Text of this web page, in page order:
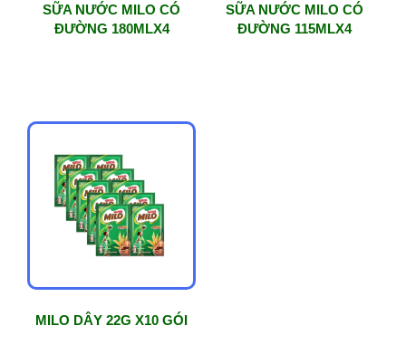
SỮA NƯỚC MILO CÓ
ĐƯỜNG 180MLX4
SỮA NƯỚC MILO CÓ
ĐƯỜNG 115MLX4
MILO DÂY 22G X10 GÓI